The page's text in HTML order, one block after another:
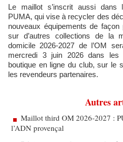
Le maillot s’inscrit aussi dans
PUMA, qui vise à recycler des
nouveaux équipements de
sur d’autres collections de la
domicile 2026-2027 de l’OM
mercredi 3 juin 2026 dans les
boutique en ligne du club, sur le
les revendeurs partenaires.
Autres
Maillot third OM 2026‑2027 :
l’ADN provençal